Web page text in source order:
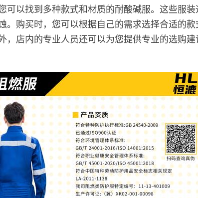
可以找到多种款式和材质的耐酸碱服。这些服
。购买时，您可以根据自己的需求选择合适的
店内的专业人员还可以为您提供专业的选购建